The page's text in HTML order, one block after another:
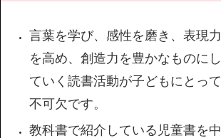
言葉を学び、感性を磨き、表現力
を高め、創造力を豊かなものにし
ていく読書活動が子どもにとって
不可欠です。
教科書で紹介している児童書を中